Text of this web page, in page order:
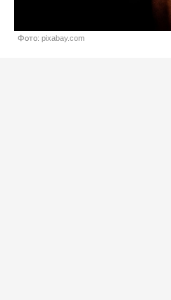
Фото: pixabay.com